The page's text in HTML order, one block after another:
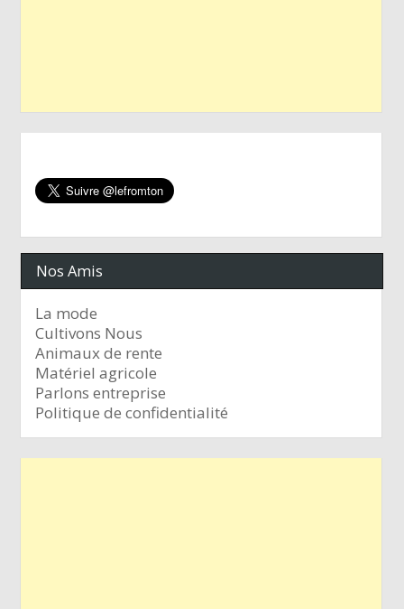
Nos Amis
La mode
Cultivons Nous
Animaux de rente
Matériel agricole
Parlons entreprise
Politique de confidentialité